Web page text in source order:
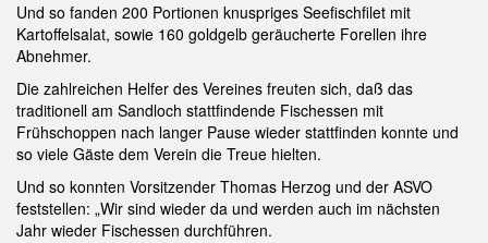
Und so fanden 200 Portionen knuspriges Seefischfilet mit
Kartoffelsalat, sowie 160 goldgelb geräucherte Forellen ihre
Abnehmer.
Die zahlreichen Helfer des Vereines freuten sich, daß das
traditionell am Sandloch stattfindende Fischessen mit
Frühschoppen nach langer Pause wieder stattfinden konnte und
so viele Gäste dem Verein die Treue hielten.
Und so konnten Vorsitzender Thomas Herzog und der ASVO
feststellen: „Wir sind wieder da und werden auch im nächsten
Jahr wieder Fischessen durchführen.